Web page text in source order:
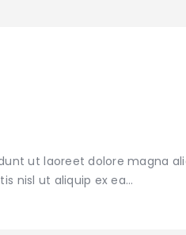
ut laoreet dolore magna
nisl ut aliquip ex ea…